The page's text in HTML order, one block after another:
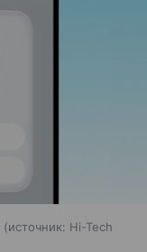
источник: Hi-Tech